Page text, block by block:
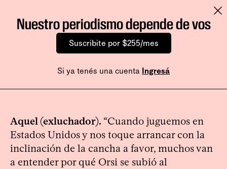
Nuestro periodismo depende de vos
Suscribite por $255/mes
Si ya tenés una cuenta Ingresá
Aquel (exluchador). “Cuando juguemos en
Estados Unidos y nos toque arrancar con la
inclinación de la cancha a favor, muchos van
a entender por qué Orsi se subió al